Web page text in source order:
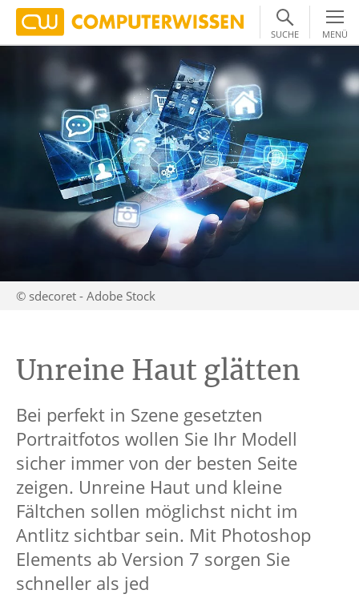
SUCHE MENÜ
© sdecoret - Adobe Stock
Unreine Haut glätten
Bei perfekt in Szene gesetzten
Portraitfotos wollen Sie Ihr Modell
sicher immer von der besten Seite
zeigen. Unreine Haut und kleine
Fältchen sollen möglichst nicht im
Antlitz sichtbar sein. Mit Photoshop
Elements ab Version 7 sorgen Sie
schneller als jed